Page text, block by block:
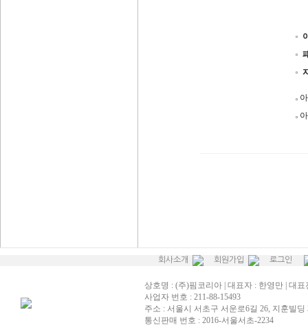
회사소개 회원가입 로그인
상호명 : (주)핌코리아 | 대표자 : 한영만 | 대표
사업자 번호 : 211-88-15493
주소 : 서울시 서초구 서운로6길 26, 지훈빌딩
통신판매 번호 : 2016-서울서초-2234